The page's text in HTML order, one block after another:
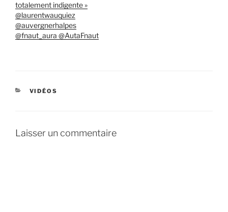
totalement indigente »
@laurentwauquiez
@auvergnerhalpes
@fnaut_aura @AutaFnaut
CATÉGORIES
VIDÉOS
Laisser un commentaire